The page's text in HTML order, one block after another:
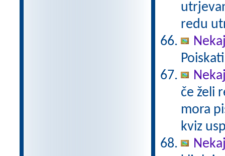
redu
če želi
mora
kviz